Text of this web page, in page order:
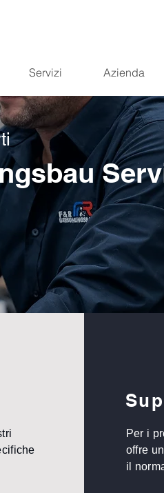
Servizi Azienda
Per i
offre
il